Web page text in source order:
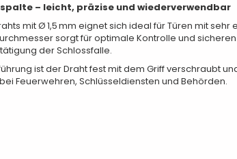
– leicht, präzise und wiederverwendbar
mit Ø 1,5 mm eignet sich ideal für Türen mit
sorgt für optimale Kontrolle und
der Schlossfalle.
ist der Draht fest mit dem Griff verschraubt
Feuerwehren, Schlüsseldiensten und Behörden.